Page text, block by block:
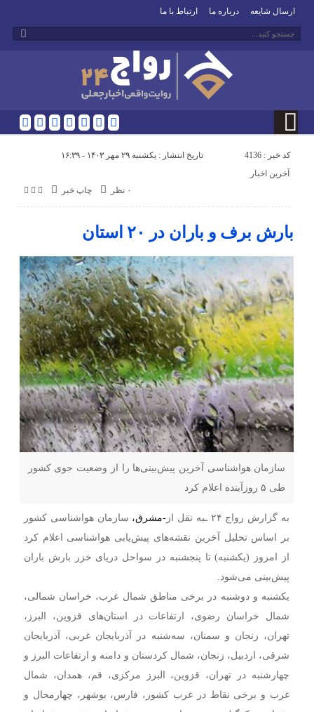
ارسال شایعه درباره ما ارتباط با ما
کد خبر : 4136 تاریخ انتشار : یکشنبه ۲۹ مهر ۱۴۰۳ - ۱۶:۳۹
چاپ خبر ۰ نظر
آخرین اخبار
بارش برف و باران در ۲۰ استان
سازمان هواشناسی آخرین پیش‌بینی‌ها را از وضعیت جوی کشور
طی ۵ روزآینده اعلام کرد
به گزارش رواج ۲۴ ـبه نقل از -مشرق، سازمان هواشناسی کشور
بر اساس تحلیل آخرین نقشه‌های پیش‌یابی هواشناسی اعلام کرد
از امروز (یکشنبه) تا پنجشنبه در سواحل دریای خزر بارش باران
پیش‌بینی می‌شود.
یکشنبه و دوشنبه در برخی مناطق شمال غرب، خراسان شمالی،
شمال خراسان رضوی، ارتفاعات در استان‌های قزوین، البرز،
تهران، زنجان و سمنان، سه‌شنبه در آذربایجان غربی، آذربایجان
شرقی، اردبیل، زنجان، شمال کردستان و دامنه و ارتفاعات البرز و
چهارشنبه در تهران، قزوین، البرز مرکزی، قم، همدان، شمال
غرب و برخی نقاط در غرب کشور، فارس، بوشهر، چهارمحال و